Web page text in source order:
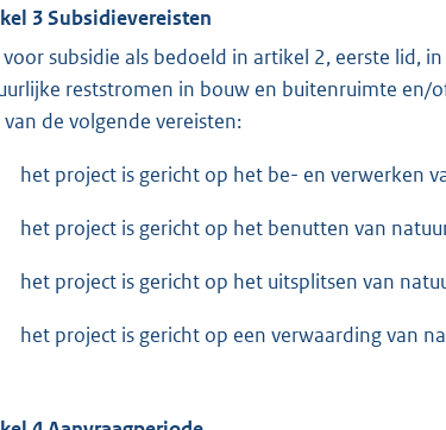
3 Subsidievereisten
voor subsidie als bedoeld in artikel 2, eerste lid,
reststromen in bouw en buitenruimte en/
van de volgende vereisten:
het project is gericht op het be- en verwerken
het project is gericht op het benutten van
het project is gericht op het uitsplitsen van
het project is gericht op een verwaarding van